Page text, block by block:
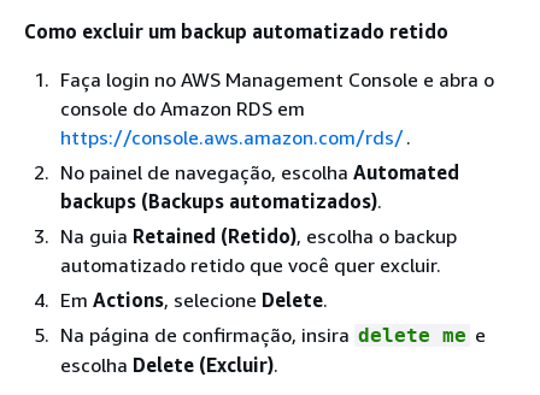
Como excluir um backup automatizado retido
Faça login no AWS Management Console e abra o
console do Amazon RDS em
https://console.aws.amazon.com/rds/.
No painel de navegação, escolha Automated
backups (Backups automatizados).
Na guia Retained (Retido), escolha o backup
automatizado retido que você quer excluir.
Em Actions, selecione Delete.
Na página de confirmação, insira delete me e
escolha Delete (Excluir).